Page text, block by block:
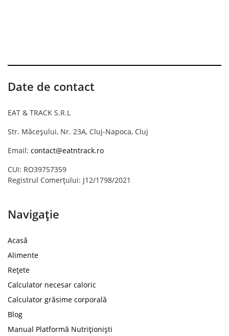
Date de contact
EAT & TRACK S.R.L
Str. Măceșului, Nr. 23A, Cluj-Napoca, Cluj
Email: contact@eatntrack.ro
CUI: RO39757359
Registrul Comerțului: J12/1798/2021
Navigație
Acasă
Alimente
Rețete
Calculator necesar caloric
Calculator grăsime corporală
Blog
Manual Platformă Nutriționiști